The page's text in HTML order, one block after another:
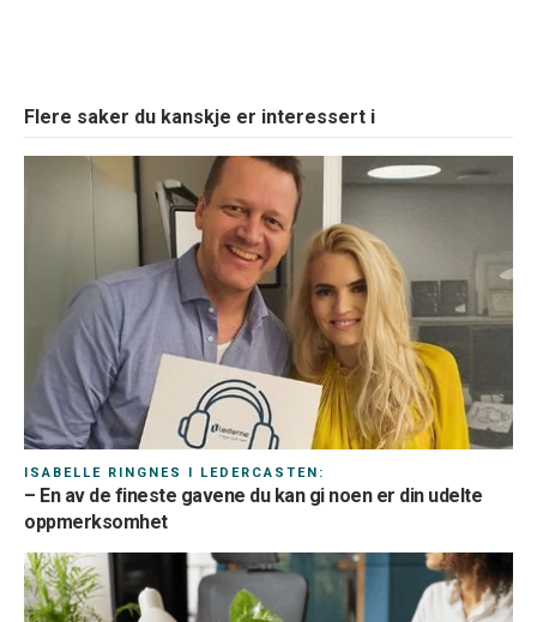
Flere saker du kanskje er interessert i
ISABELLE RINGNES I LEDERCASTEN:
– En av de fineste gavene du kan gi noen er din udelte
oppmerksomhet